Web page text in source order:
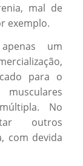
mal de
exemplo.
um
para o
No
outros
com devida